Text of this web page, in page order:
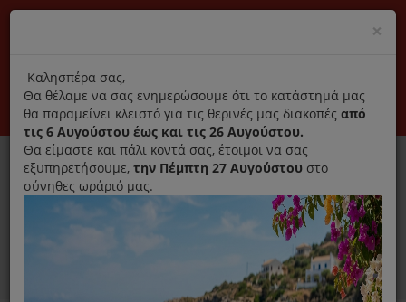
Αποκλειστικά γνήσια ανταλλακτικά
Σύνδεση Εγγραφή Εταιρεία Επικοινωνία
0
×
title
Καλησπέρα σας,
Θα θέλαμε να σας ενημερώσουμε ότι το κατάστημά μας
θα παραμείνει κλειστό για τις θερινές μας διακοπές από
τις 6 Αυγούστου έως και τις 26 Αυγούστου.
Θα είμαστε και πάλι κοντά σας, έτοιμοι να σας
εξυπηρετήσουμε, την Πέμπτη 27 Αυγούστου στο
σύνηθες ωράριό μας.